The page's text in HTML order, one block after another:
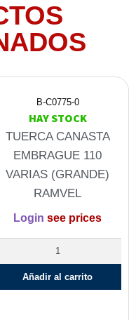
B-C0775-0
HAY STOCK
TUERCA CANASTA
EMBRAGUE 110
VARIAS (GRANDE)
RAMVEL
Login see prices
Añadir al carrito